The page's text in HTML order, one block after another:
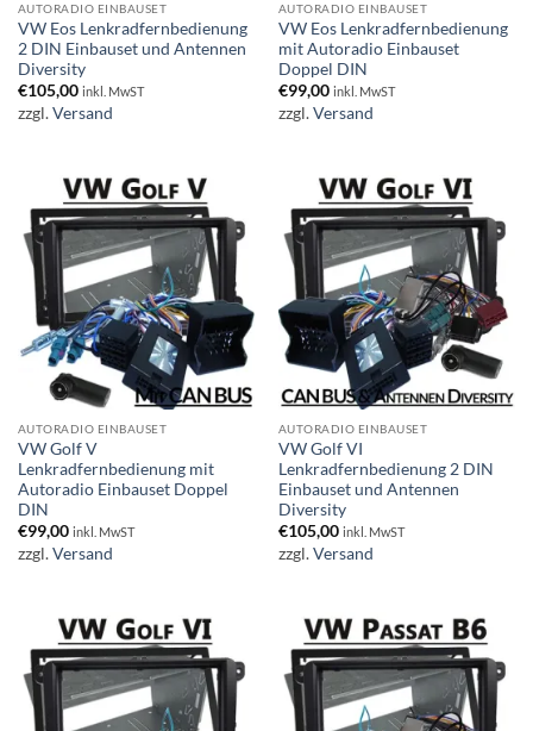
AUTORADIO EINBAUSET
VW Eos Lenkradfernbedienung
2 DIN Einbauset und Antennen
Diversity
€105,00 inkl. MwST
zzgl.Versand
AUTORADIO EINBAUSET
VW Eos Lenkradfernbedienung
mit Autoradio Einbauset
Doppel DIN
€99,00 inkl. MwST
zzgl.Versand
AUTORADIO EINBAUSET
VW Golf V
Lenkradfernbedienung mit
Autoradio Einbauset Doppel
DIN
€99,00 inkl. MwST
zzgl.Versand
AUTORADIO EINBAUSET
VW Golf VI
Lenkradfernbedienung 2 DIN
Einbauset und Antennen
Diversity
€105,00 inkl. MwST
zzgl.Versand